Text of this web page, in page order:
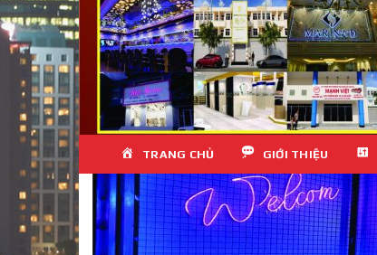
Skip
content
TRANG CHỦ GIỚI THIỆU